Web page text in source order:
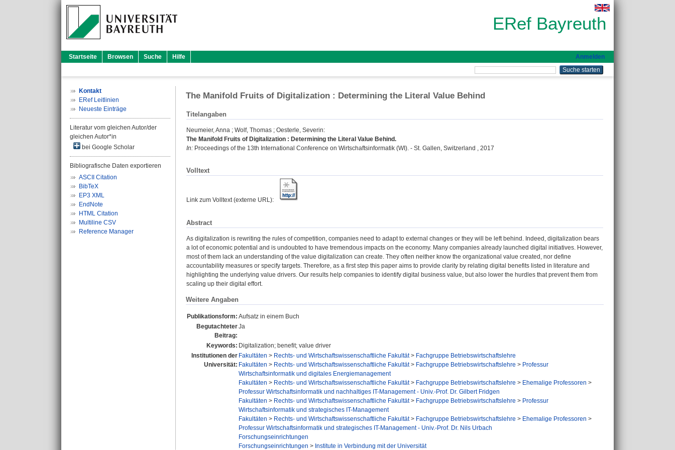
ERef Bayreuth
Startseite Browsen Suche Hilfe Anmelden
Kontakt
ERef Leitlinien
Neueste Einträge
Literatur vom gleichen Autor/der
gleichen Autor*in
bei Google Scholar
Bibliografische Daten exportieren
ASCII Citation
BibTeX
EP3 XML
EndNote
HTML Citation
Multiline CSV
Reference Manager
The Manifold Fruits of Digitalization : Determining the Literal Value Behind
Titelangaben
Neumeier, Anna ; Wolf, Thomas ; Oesterle, Severin:
The Manifold Fruits of Digitalization : Determining the Literal Value Behind.
In: Proceedings of the 13th International Conference on Wirtschaftsinformatik (WI). - St. Gallen, Switzerland , 2017
Volltext
Link zum Volltext (externe URL):
Abstract
As digitalization is rewriting the rules of competition, companies need to adapt to external changes or they will be left behind. Indeed, digitalization bears
a lot of economic potential and is undoubted to have tremendous impacts on the economy. Many companies already launched digital initiatives. However,
most of them lack an understanding of the value digitalization can create. They often neither know the organizational value created, nor define
accountability measures or specify targets. Therefore, as a first step this paper aims to provide clarity by relating digital benefits listed in literature and
highlighting the underlying value drivers. Our results help companies to identify digital business value, but also lower the hurdles that prevent them from
scaling up their digital effort.
Weitere Angaben
Publikationsform: Aufsatz in einem Buch
Begutachteter
Beitrag:
Ja
Keywords: Digitalization; benefit; value driver
Institutionen der
Universität:
Fakultäten > Rechts- und Wirtschaftswissenschaftliche Fakultät> Fachgruppe Betriebswirtschaftslehre
Fakultäten > Rechts- und Wirtschaftswissenschaftliche Fakultät> Fachgruppe Betriebswirtschaftslehre > Professur
Wirtschaftsinformatik und digitales Energiemanagement
Fakultäten > Rechts- und Wirtschaftswissenschaftliche Fakultät> Fachgruppe Betriebswirtschaftslehre > Ehemalige Professoren >
Professur Wirtschaftsinformatik und nachhaltiges IT-Management - Univ.-Prof. Dr. Gilbert Fridgen
Fakultäten > Rechts- und Wirtschaftswissenschaftliche Fakultät> Fachgruppe Betriebswirtschaftslehre > Professur
Wirtschaftsinformatik und strategisches IT-Management
Fakultäten > Rechts- und Wirtschaftswissenschaftliche Fakultät> Fachgruppe Betriebswirtschaftslehre > Ehemalige Professoren >
Professur Wirtschaftsinformatik und strategisches IT-Management - Univ.-Prof. Dr. Nils Urbach
Forschungseinrichtungen
Forschungseinrichtungen > Institute in Verbindung mit der Universität